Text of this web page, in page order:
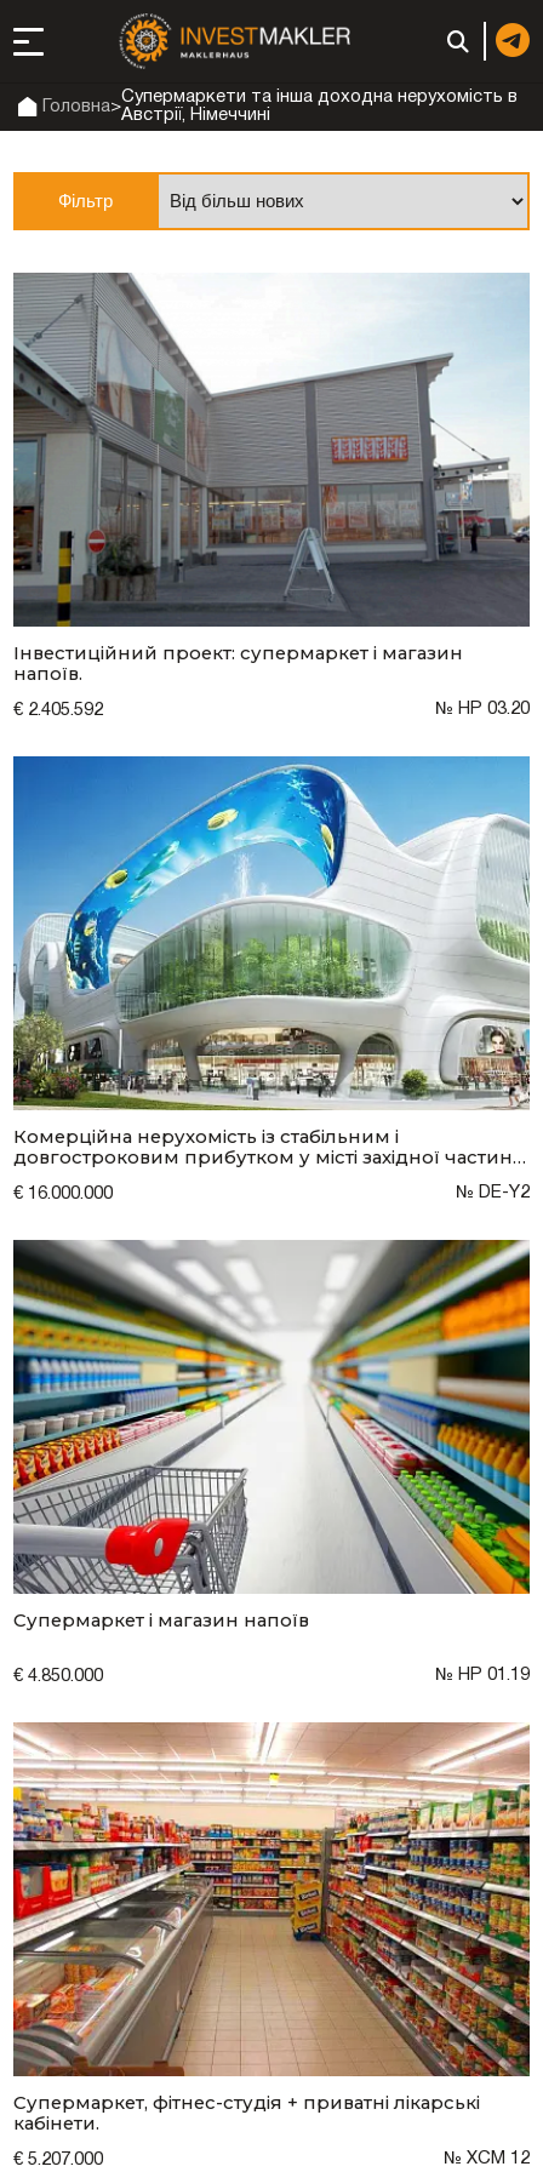
довгострокової
та супутні
реєстрація чи
(фірми) у
ОАЕ | Відкрити
проєкти та
та Австрії
нерухомість у
Головна>
Супермаркети та інша доходна нерухомість в
Австрії, Німеччині
Фільтр
Інвестиційний проект: супермаркет і магазин
напоїв.
€ 2.405.592 № HP 03.20
Комерційна нерухомість із стабільним і
довгостроковим прибутком у місті західної частини
€ 16.000.000 № DE-Y2
Супермаркет і магазин напоїв
€ 4.850.000 № HP 01.19
Супермаркет, фітнес-студія + приватні лікарські
кабінети.
€ 5.207.000 № XCM 12